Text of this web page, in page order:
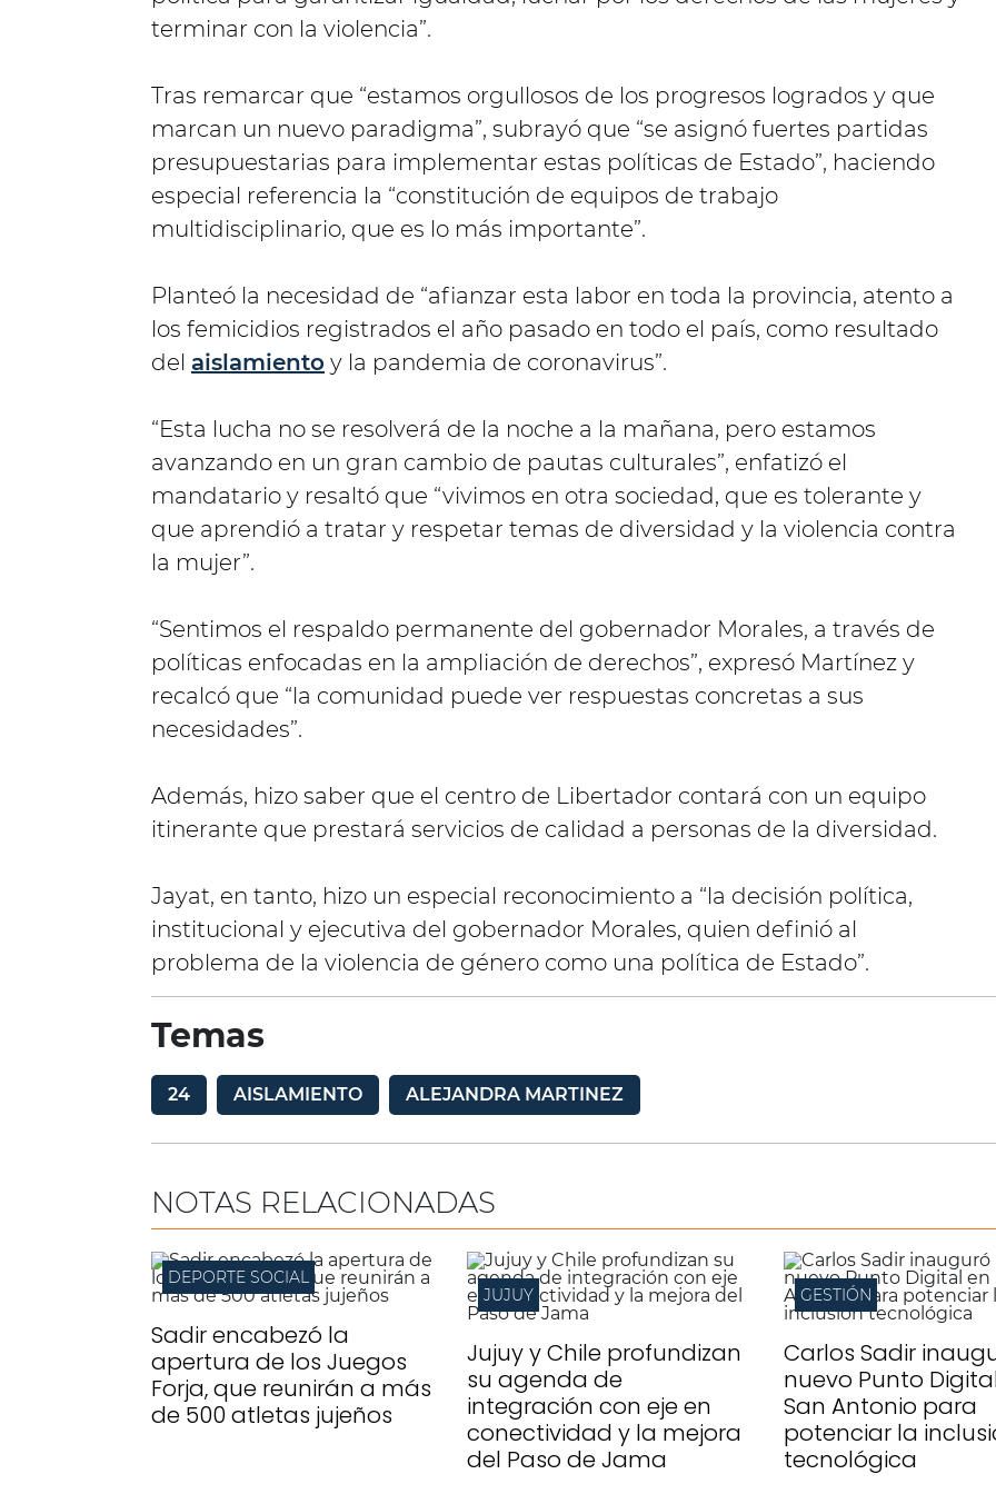
terminar con la violencia”.
Tras remarcar que “estamos orgullosos de los progresos logrados y que
marcan un nuevo paradigma”, subrayó que “se asignó fuertes partidas
presupuestarias para implementar estas políticas de Estado”, haciendo
especial referencia la “constitución de equipos de trabajo
multidisciplinario, que es lo más importante”.
Planteó la necesidad de “afianzar esta labor en toda la provincia, atento a
los femicidios registrados el año pasado en todo el país, como resultado
del aislamiento y la pandemia de coronavirus”.
“Esta lucha no se resolverá de la noche a la mañana, pero estamos
avanzando en un gran cambio de pautas culturales”, enfatizó el
mandatario y resaltó que “vivimos en otra sociedad, que es tolerante y
que aprendió a tratar y respetar temas de diversidad y la violencia contra
la mujer”.
“Sentimos el respaldo permanente del gobernador Morales, a través de
políticas enfocadas en la ampliación de derechos”, expresó Martínez y
recalcó que “la comunidad puede ver respuestas concretas a sus
necesidades”.
Además, hizo saber que el centro de Libertador contará con un equipo
itinerante que prestará servicios de calidad a personas de la diversidad.
Jayat, en tanto, hizo un especial reconocimiento a “la decisión política,
institucional y ejecutiva del gobernador Morales, quien definió al
problema de la violencia de género como una política de Estado”.
Temas
24 AISLAMIENTO ALEJANDRA MARTINEZ
NOTAS RELACIONADAS
DEPORTE SOCIAL
Sadir encabezó la
apertura de los Juegos
Forja, que reunirán a más
de 500 atletas jujeños
JUJUY
Jujuy y Chile profundizan
su agenda de
integración con eje en
conectividad y la mejora
del Paso de Jama
GESTIÓN
Carlos Sadir
nuevo Punto
San Antonio para
potenciar la
tecnológica